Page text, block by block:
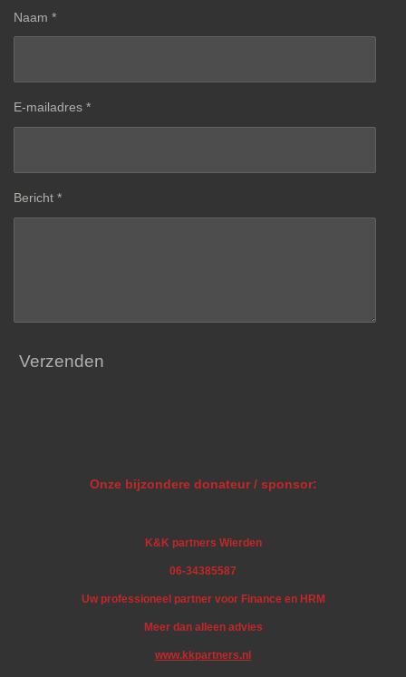
Naam *
E-mailadres *
Bericht *
Verzenden
Onze bijzondere donateur / sponsor:
K&K partners Wierden
06-34385587
Uw professioneel partner voor Finance en HRM
Meer dan alleen advies
www.kkpartners.nl